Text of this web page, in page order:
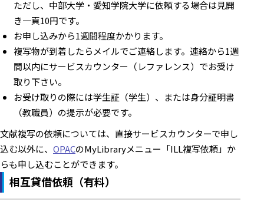
ただし、中部大学・愛知学院大学に依頼する場合は見開
き一頁10円です。
お申し込みから1週間程度かかります。
複写物が到着したらメイルでご連絡します。連絡から1週
間以内にサービスカウンター（レファレンス）でお受け
取り下さい。
お受け取りの際には学生証（学生）、または身分証明書
（教職員）の提示が必要です。
文献複写の依頼については、直接サービスカウンターで申し
込む以外に、 OPACのMyLibraryメニュー「ILL複写依頼」か
らも申し込むことができます。
相互貸借依頼（有料）